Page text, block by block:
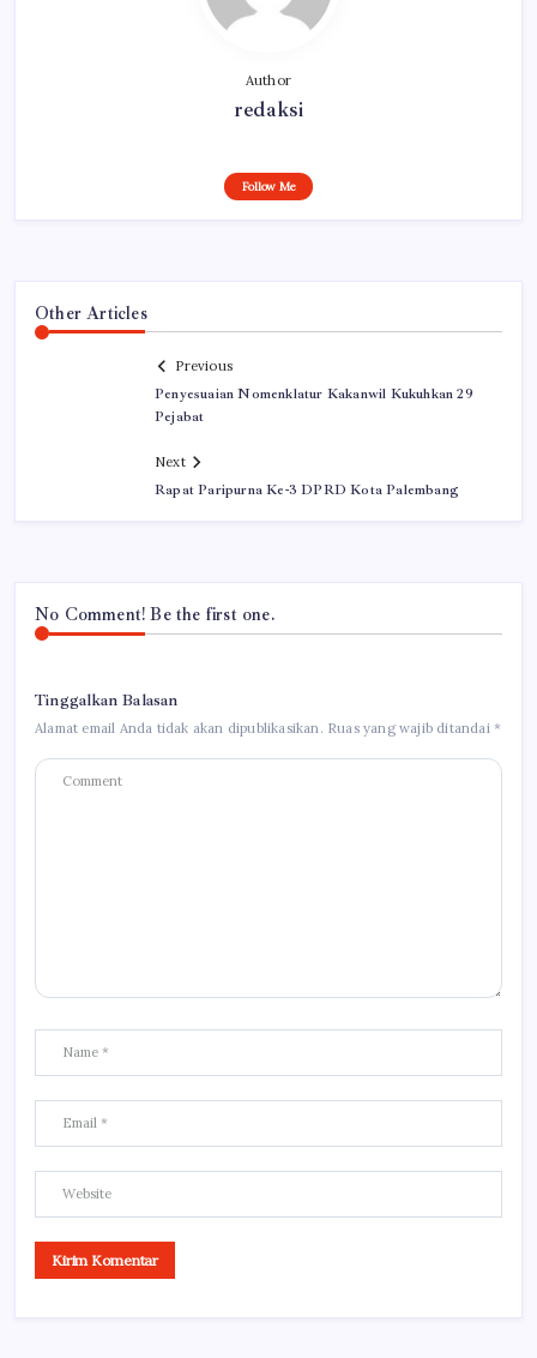
Author
redaksi
Follow Me
Other Articles
Previous
Penyesuaian Nomenklatur Kakanwil Kukuhkan 29
Pejabat
Next
Rapat Paripurna Ke-3 DPRD Kota Palembang
No Comment! Be the first one.
Tinggalkan Balasan
Alamat email Anda tidak akan dipublikasikan. Ruas yang wajib ditandai*